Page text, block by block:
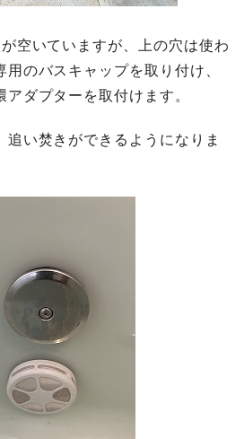
空いていますが、上の穴は使わ
のバスキャップを取り付け、
ダプターを取付けます。
追い焚きができるようになりま